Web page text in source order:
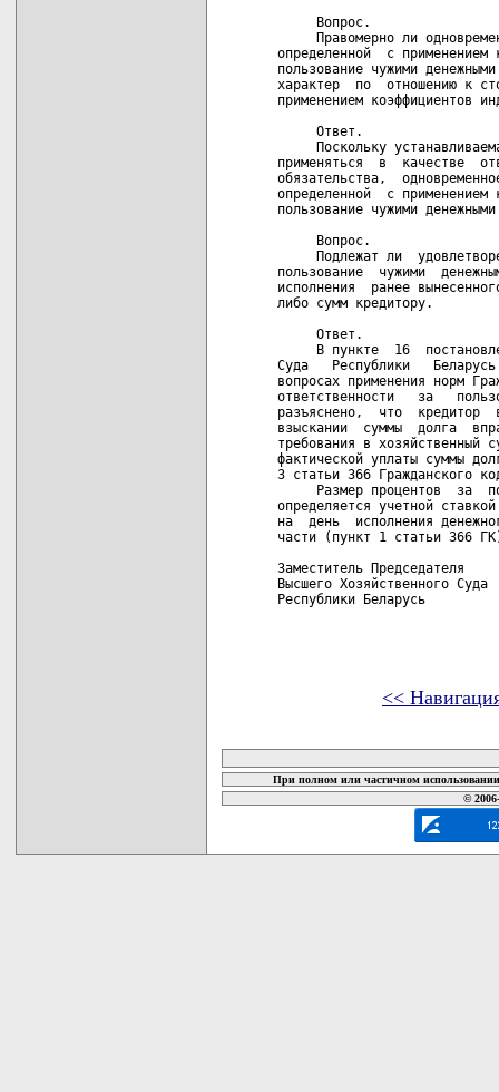
     Вопрос.
Правомерно ли
определенной  с применением
пользование чужими
характер  по  отношению к
применением коэффициентов
     Ответ.
Поскольку
применяться  в  качестве
обязательства,
определенной  с применением
пользование чужими
     Вопрос.
Подлежат ли
пользование  чужими
исполнения  ранее
либо сумм кредитору.
     Ответ.
В пункте  16
Суда   Республики
вопросах применения норм
ответственности   за
разъяснено,  что  кредитор
взыскании  суммы  долга
требования в хозяйственный
фактической уплаты суммы
3 статьи 366 Гражданского
Размер процентов  за
определяется учетной
на  день  исполнения
части (пункт 1 статьи 366
Заместитель Председателя
Высшего Хозяйственного Суда
Республики Беларусь
<<
При полном или частичном
©